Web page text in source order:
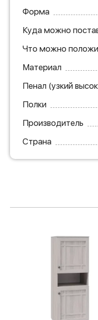
Форма
Куда можно
Что можно
Материал
Пенал (узкий
Полки
Производитель
Страна